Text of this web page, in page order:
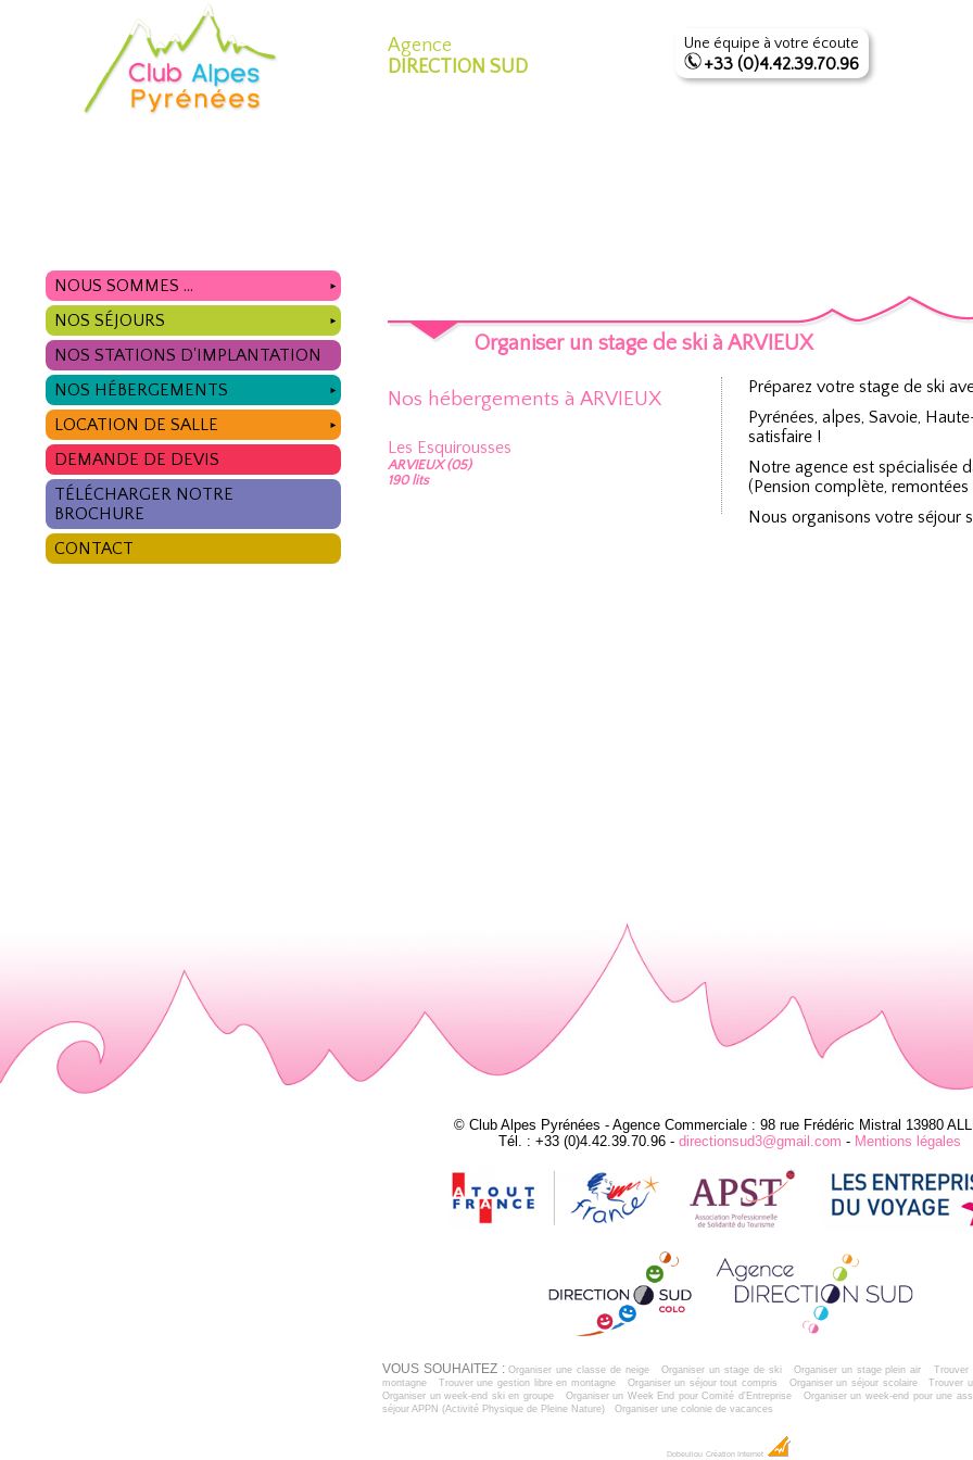
Agence
DIRECTION SUD
Une équipe à votre écoute
+33 (0)4.42.39.70.96
NOUS SOMMES ... ►
NOS SÉJOURS ►
NOS STATIONS D'IMPLANTATION
NOS HÉBERGEMENTS
►
LOCATION DE SALLE ►
DEMANDE DE DEVIS
TÉLÉCHARGER NOTRE
BROCHURE
CONTACT
Organiser un stage de ski à ARVIEUX
Nos hébergements à ARVIEUX
Les Esquirousses
ARVIEUX (05)
190 lits
Préparez votre stage de ski
Pyrénées, alpes, Savoie,
satisfaire !
Notre agence est spécialisée
(Pension complète,
Nous organisons votre séjour
© Club Alpes Pyrénées - Agence Commerciale : 98 rue Frédéric Mistral 13980
Tél. : +33 (0)4.42.39.70.96 - directionsud3@gmail.com - Mentions légales
VOUS SOUHAITEZ :Organiser une classe de neige Organiser un stage de ski Organiser un stage plein air
Trouver
montagne
Trouver une gestion libre en montagne Organiser un séjour tout compris Organiser un séjour scolaire
Trouver
Organiser un week-end ski en groupe
Organiser un Week End pour Comité d'Entreprise Organiser un week-end pour une
séjour APPN (Activité Physique de Pleine Nature)
Organiser une colonie de vacances
Dobeuliou Création Internet